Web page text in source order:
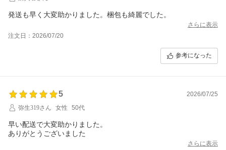
発送も早く大変助かりました。梱包も綺麗でした。
さらに表示
注文日：2026/07/20
参考になった
5
2026/07/25
弥生319さん
女性 50代
早い配送で大変助かりました。
ありがとうございました
さらに表示